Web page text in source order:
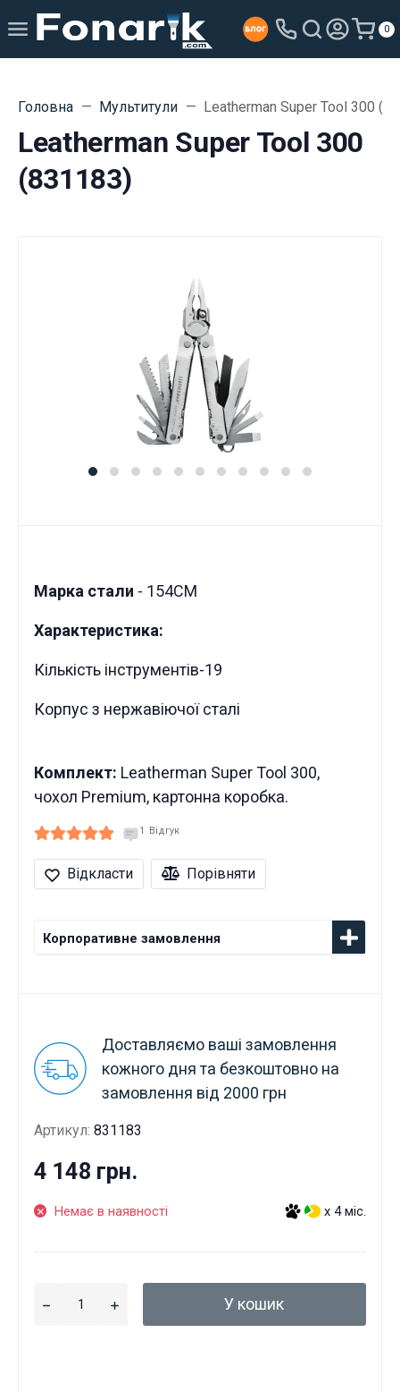
0
Головна Мультитули Leatherman Super Tool 300
Leatherman Super Tool 300
(831183)
Марка стали - 154СМ
Характеристика:
Кількість інструментів-19
Корпус з нержавіючої сталі
Комплект: Leatherman Super Tool 300,
чохол Premium, картонна коробка.
1 Відгук
Відкласти Порівняти
Корпоративне замовлення
Доставляємо ваші замовлення
кожного дня та безкоштовно на
замовлення від 2000 грн
Артикул: 831183
4 148 грн.
Немає в наявності x 4 міс.
У кошик